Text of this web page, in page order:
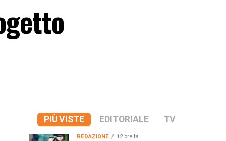
PIÙ VISTE EDITORIALE TV
REDAZIONE 12 ore fa